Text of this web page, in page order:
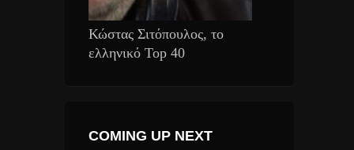
Κώστας Σιτόπουλος, το
ελληνικό Top 40
COMING UP NEXT